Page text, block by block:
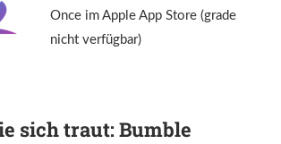
Once im Apple App Store (grade
nicht verfügbar)
sich traut: Bumble